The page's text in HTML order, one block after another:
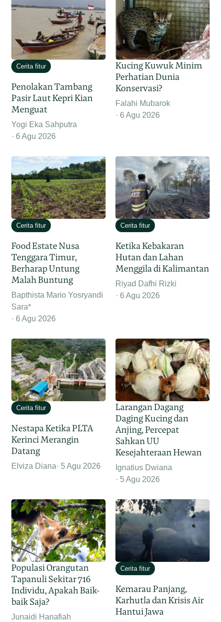
Cerita fitur
Penolakan Tambang
Pasir Laut Kepri Kian
Menguat
Yogi Eka Sahputra
6 Agu 2026
Kucing Kuwuk Minim
Perhatian Dunia
Konservasi?
Falahi Mubarok
6 Agu 2026
Cerita fitur
Food Estate Nusa
Tenggara Timur,
Berharap Untung
Malah Buntung
Bapthista Mario Yosryandi
Sara*
6 Agu 2026
Cerita fitur
Ketika Kebakaran
Hutan dan Lahan
Menggila di Kalimantan
Riyad Dafhi Rizki
6 Agu 2026
Cerita fitur
Nestapa Ketika PLTA
Kerinci Merangin
Datang
Elviza Diana 5 Agu 2026
Larangan Dagang
Daging Kucing dan
Anjing, Percepat
Sahkan UU
Kesejahteraan Hewan
Ignatius Dwiana
5 Agu 2026
Populasi Orangutan
Tapanuli Sekitar 716
Individu, Apakah Baik-
baik Saja?
Junaidi Hanafiah
Cerita fitur
Kemarau Panjang,
Karhutla dan Krisis Air
Hantui Jawa